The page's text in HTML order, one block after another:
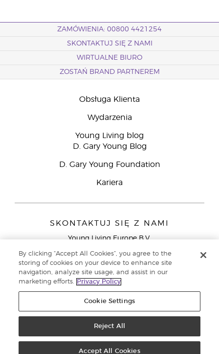
ZAMÓWIENIA: 00800 4421254
SKONTAKTUJ SIĘ Z NAMI
WIRTUALNE BIURO
ZOSTAŃ BRAND PARTNEREM
Obsługa Klienta
Wydarzenia
Young Living blog
D. Gary Young Blog
D. Gary Young Foundation
Kariera
SKONTAKTUJ SIĘ Z NAMI
Young Living Europe B.V.
9727 AJ Groningen
Young Living Europe Ltd - Europejska siedziba
główna:+44 (0) 20 3935 9000
zastrzeżone. |Polityka prywatności
By clicking “Accept All Cookies”, you agree to the
storing of cookies on your device to enhance site
navigation, analyze site usage, and assist in our
marketing efforts.
Privacy Policy
Cookie Settings
Reject All
Accept All Cookies